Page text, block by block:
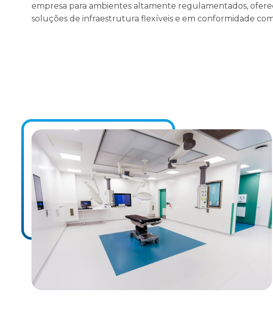
empresa para ambientes altamente regulamentados,
soluções de infraestrutura flexíveis e em conformidade